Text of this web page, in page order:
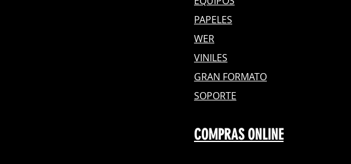
PAPELES
WER
VINILES
GRAN FORMATO
SOPORTE
COMPRAS ONLINE